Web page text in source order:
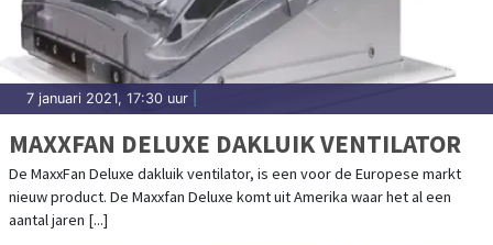
7 januari 2021, 17:30 uur
MAXXFAN DELUXE DAKLUIK VENTILATOR
De MaxxFan Deluxe dakluik ventilator, is een voor de Europese markt
nieuw product. De Maxxfan Deluxe komt uit Amerika waar het al een
aantal jaren [...]